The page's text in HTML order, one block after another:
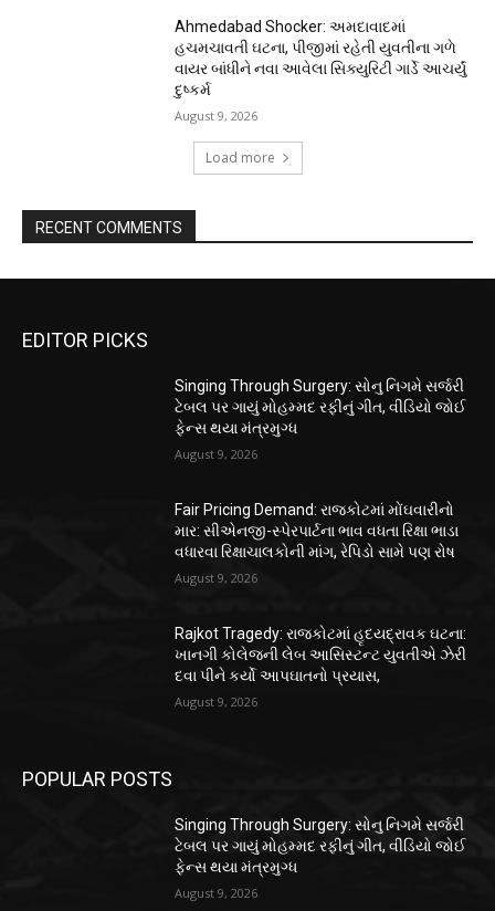
Ahmedabad Shocker: અમદાવાદમાં
હચમચાવતી ઘટના, પીજીમાં રહેતી યુવતીના ગળે
વાયર બાંધીને નવા આવેલા સિક્યુરિટી ગાર્ડે આચર્યું
દુષ્કર્મ
August 9, 2026
Load more
RECENT COMMENTS
EDITOR PICKS
Singing Through Surgery: સોનુ નિગમે સર્જરી
ટેબલ પર ગાયું મોહમ્મદ રફીનું ગીત, વીડિયો જોઈ
ફેન્સ થયા મંત્રમુગ્ધ
August 9, 2026
Fair Pricing Demand: રાજકોટમાં મોંઘવારીનો
માર: સીએનજી-સ્પેરપાર્ટના ભાવ વધતા રિક્ષા ભાડા
વધારવા રિક્ષાચાલકોની માંગ, રેપિડો સામે પણ રોષ
August 9, 2026
Rajkot Tragedy: રાજકોટમાં હૃદયદ્રાવક ઘટના:
ખાનગી કોલેજની લેબ આસિસ્ટન્ટ યુવતીએ ઝેરી
દવા પીને કર્યો આપઘાતનો પ્રયાસ,
August 9, 2026
POPULAR POSTS
Singing Through Surgery: સોનુ નિગમે સર્જરી
ટેબલ પર ગાયું મોહમ્મદ રફીનું ગીત, વીડિયો જોઈ
ફેન્સ થયા મંત્રમુગ્ધ
August 9, 2026